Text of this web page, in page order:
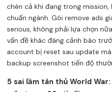
chèn cả khi đang trong
chuẩn ngành. Gói remove ads
serious, không phải lựa chọn
vấn đề khác đáng cảnh báo
account bị reset sau update
backup screenshot tiến độ
5 sai lầm tân thủ World